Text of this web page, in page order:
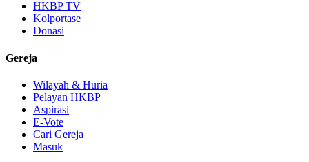
HKBP TV
Kolportase
Donasi
Gereja
Wilayah & Huria
Pelayan HKBP
Aspirasi
E-Vote
Cari Gereja
Masuk